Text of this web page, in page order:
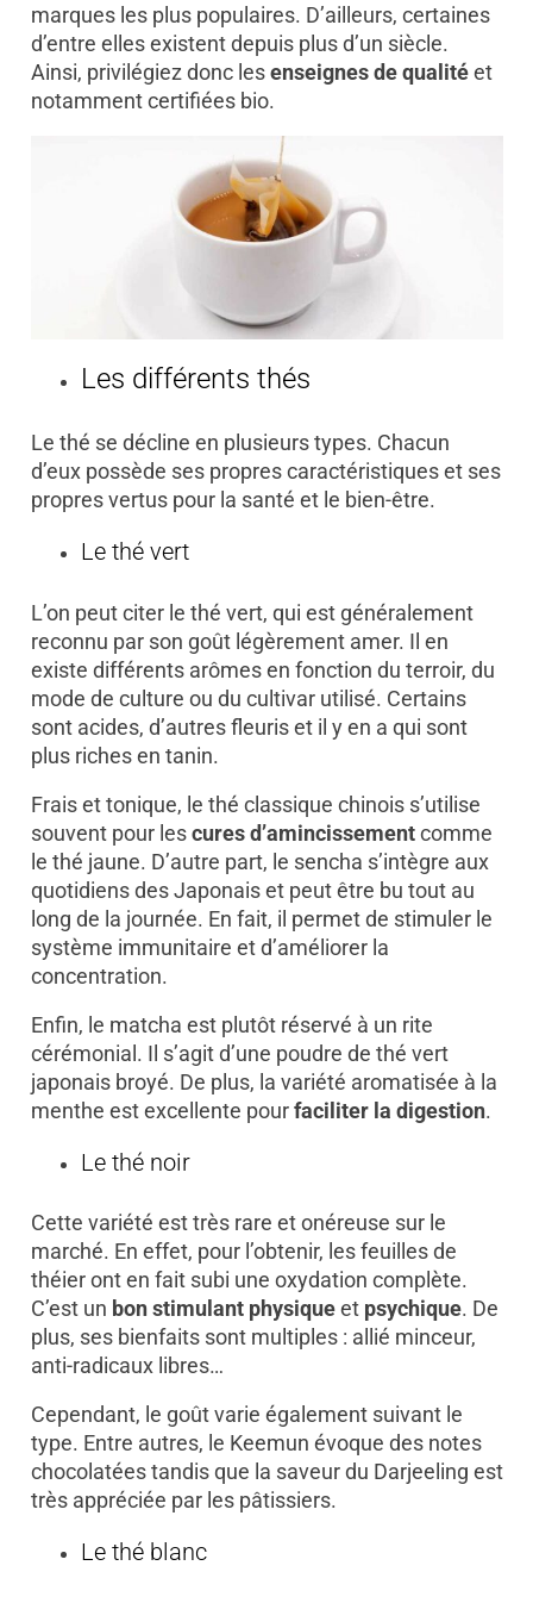
marques les plus populaires. D’ailleurs, certaines
d’entre elles existent depuis plus d’un siècle.
Ainsi, privilégiez donc lesenseignes de qualitéet
notamment certifiées bio.
Les différents thés
Le thé se décline en plusieurs types. Chacun
d’eux possède ses propres caractéristiques et ses
propres vertus pour la santé et le bien-être.
Le thé vert
L’on peut citer le thé vert, qui est généralement
reconnu par son goût légèrement amer. Il en
existe différents arômes en fonction du terroir, du
mode de culture ou du cultivar utilisé. Certains
sont acides, d’autres fleuris et il y en a qui sont
plus riches en tanin.
Frais et tonique, le thé classique chinois s’utilise
souvent pour lescures d’amincissementcomme
le thé jaune. D’autre part, le sencha s’intègre aux
quotidiens des Japonais et peut être bu tout au
long de la journée. En fait, il permet de stimuler le
système immunitaire et d’améliorer la
concentration.
Enfin, le matcha est plutôt réservé à un rite
cérémonial. Il s’agit d’une poudre de thé vert
japonais broyé. De plus, la variété aromatisée à la
menthe est excellente pourfaciliter la digestion.
Le thé noir
Cette variété est très rare et onéreuse sur le
marché. En effet, pour l’obtenir, les feuilles de
théier ont en fait subi une oxydation complète.
C’est un bon stimulant physiqueet psychique. De
plus, ses bienfaits sont multiples : allié minceur,
anti-radicaux libres…
Cependant, le goût varie également suivant le
type. Entre autres, le Keemun évoque des notes
chocolatées tandis que la saveur du Darjeeling est
très appréciée par les pâtissiers.
Le thé blanc